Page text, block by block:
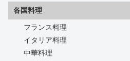
各国料理
フランス料理
イタリア料理
中華料理